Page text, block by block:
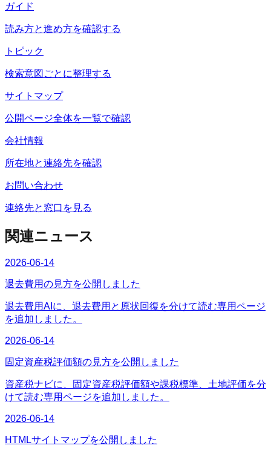
ガイド
読み方と進め方を確認する
トピック
検索意図ごとに整理する
サイトマップ
公開ページ全体を一覧で確認
会社情報
所在地と連絡先を確認
お問い合わせ
連絡先と窓口を見る
関連ニュース
2026-06-14
退去費用の見方を公開しました
退去費用AIに、退去費用と原状回復を分けて読む専用ページ
を追加しました。
2026-06-14
固定資産税評価額の見方を公開しました
資産税ナビに、固定資産税評価額や課税標準、土地評価を分
けて読む専用ページを追加しました。
2026-06-14
HTMLサイトマップを公開しました